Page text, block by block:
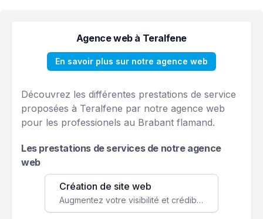
Agence web à Teralfene
En savoir plus sur notre agence web
Découvrez les différentes prestations de service
proposées à Teralfene par notre agence web
pour les professionels au Brabant flamand.
Les prestations de services de notre agence
web
Création de site web
Augmentez votre visibilité et crédibilité en ligne avec un site web performant, conçu pour attirer plus de clients.